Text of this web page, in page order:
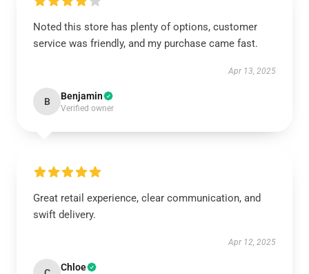
Noted this store has plenty of options, customer
service was friendly, and my purchase came fast.
Apr 13, 2025
B Benjamin
Verified owner
Great retail experience, clear communication, and
swift delivery.
Apr 12, 2025
Chloe